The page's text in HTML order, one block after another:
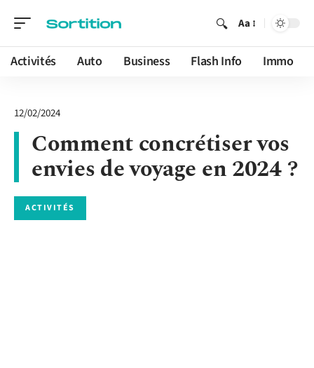
Aa
Activités Auto Business Flash Info Immo
12/02/2024
Comment concrétiser vos
envies de voyage en 2024 ?
ACTIVITÉS